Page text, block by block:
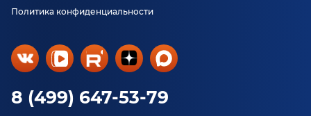
8 (499) 647-53-79
Политика конфиденциальности